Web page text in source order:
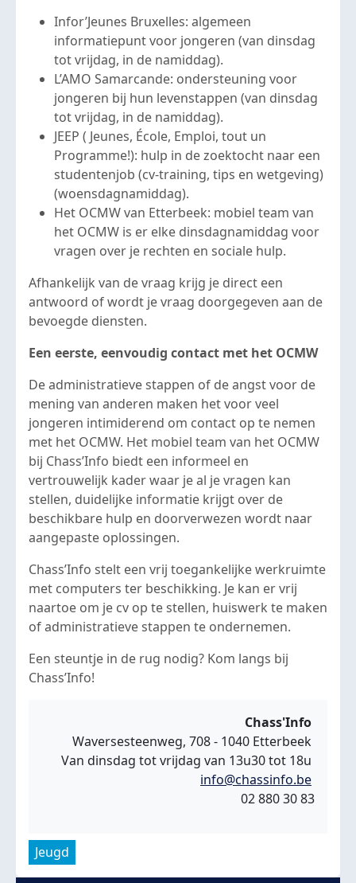
Infor’Jeunes Bruxelles: algemeen
informatiepunt voor jongeren (van dinsdag
tot vrijdag, in de namiddag).
L’AMO Samarcande: ondersteuning voor
jongeren bij hun levenstappen (van dinsdag
tot vrijdag, in de namiddag).
JEEP ( Jeunes, École, Emploi, tout un
Programme!): hulp in de zoektocht naar een
studentenjob (cv-training, tips en wetgeving)
(woensdagnamiddag).
Het OCMW van Etterbeek: mobiel team van
het OCMW is er elke dinsdagnamiddag voor
vragen over je rechten en sociale hulp.
Afhankelijk van de vraag krijg je direct een
antwoord of wordt je vraag doorgegeven aan de
bevoegde diensten.
Een eerste, eenvoudig contact met het OCMW
De administratieve stappen of de angst voor de
mening van anderen maken het voor veel
jongeren intimiderend om contact op te nemen
met het OCMW. Het mobiel team van het OCMW
bij Chass’Info biedt een informeel en
vertrouwelijk kader waar je al je vragen kan
stellen, duidelijke informatie krijgt over de
beschikbare hulp en doorverwezen wordt naar
aangepaste oplossingen.
Chass’Info stelt een vrij toegankelijke werkruimte
met computers ter beschikking. Je kan er vrij
naartoe om je cv op te stellen, huiswerk te maken
of administratieve stappen te ondernemen.
Een steuntje in de rug nodig? Kom langs bij
Chass’Info!
Chass'Info
Waversesteenweg, 708 - 1040 Etterbeek
Van dinsdag tot vrijdag van 13u30 tot 18u
info@chassinfo.be
02 880 30 83
Jeugd